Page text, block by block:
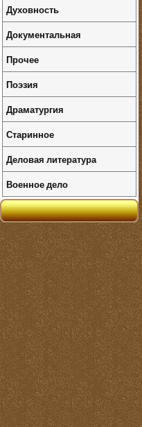
Духовность
Документальная
Прочее
Поэзия
Драматургия
Старинное
Деловая литература
Военное дело